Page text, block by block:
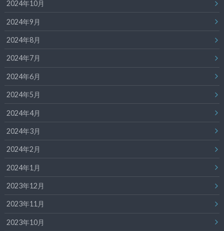
2024年10月
2024年9月
2024年8月
2024年7月
2024年6月
2024年5月
2024年4月
2024年3月
2024年2月
2024年1月
2023年12月
2023年11月
2023年10月